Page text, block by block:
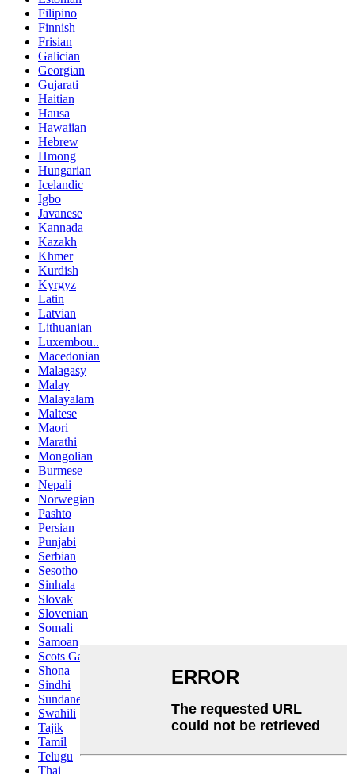
Filipino
Finnish
Frisian
Galician
Georgian
Gujarati
Haitian
Hausa
Hawaiian
Hebrew
Hmong
Hungarian
Icelandic
Igbo
Javanese
Kannada
Kazakh
Khmer
Kurdish
Kyrgyz
Latin
Latvian
Lithuanian
Luxembou..
Macedonian
Malagasy
Malay
Malayalam
Maltese
Maori
Marathi
Mongolian
Burmese
Nepali
Norwegian
Pashto
Persian
Punjabi
Serbian
Sesotho
Sinhala
Slovak
Slovenian
Somali
Samoan
Scots Gaelic
Shona
Sindhi
Sundanese
Swahili
Tajik
Tamil
Telugu
Thai